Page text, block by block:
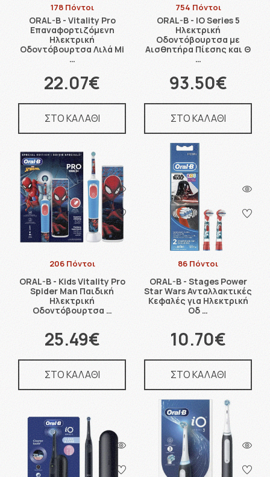
178 Πόντοι
ORAL-B - Vitality Pro
Επαναφορτιζόμενη
Ηλεκτρική
Οδοντόβουρτσα Λιλά Mi
…
22.07€
ΣΤΟ ΚΑΛΑΘΙ
754 Πόντοι
ORAL-B - IO Series 5
Ηλεκτρική
Οδοντόβουρτσα με
Αισθητήρα Πίεσης και Θ
…
93.50€
ΣΤΟ ΚΑΛΑΘΙ
206 Πόντοι
ORAL-B - Kids Vitality Pro
Spider Man Παιδική
Ηλεκτρική
Οδοντόβουρτσα …
25.49€
ΣΤΟ ΚΑΛΑΘΙ
86 Πόντοι
ORAL-B - Stages Power
Star Wars Ανταλλακτικές
Κεφαλές για Ηλεκτρική
Οδ …
10.70€
ΣΤΟ ΚΑΛΑΘΙ